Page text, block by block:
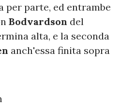
per parte, ed entrambe
Bodvardson del
alta, e la seconda
anch'essa finita sopra